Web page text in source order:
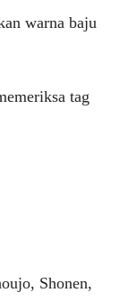
warna baju
tag
Shonen,